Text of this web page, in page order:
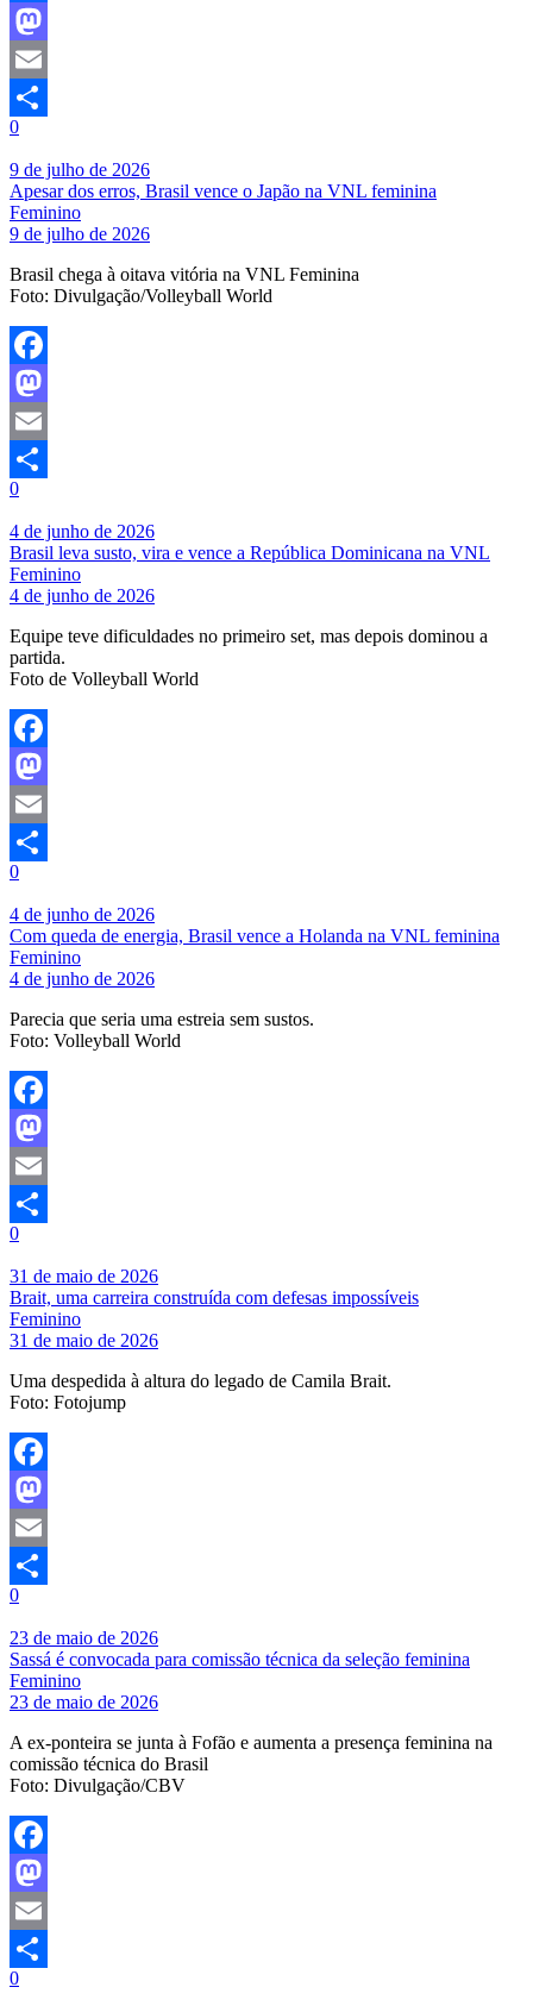
Facebook
Mastodon
Email
Share
0
9 de julho de 2026
Apesar dos erros, Brasil vence o Japão na VNL feminina
Feminino
9 de julho de 2026
Brasil chega à oitava vitória na VNL Feminina
Foto: Divulgação/Volleyball World
Facebook
Mastodon
Email
Share
0
4 de junho de 2026
Brasil leva susto, vira e vence a República Dominicana na VNL
Feminino
4 de junho de 2026
Equipe teve dificuldades no primeiro set, mas depois dominou a
partida.
Foto de Volleyball World
Facebook
Mastodon
Email
Share
0
4 de junho de 2026
Com queda de energia, Brasil vence a Holanda na VNL feminina
Feminino
4 de junho de 2026
Parecia que seria uma estreia sem sustos.
Foto: Volleyball World
Facebook
Mastodon
Email
Share
0
31 de maio de 2026
Brait, uma carreira construída com defesas impossíveis
Feminino
31 de maio de 2026
Uma despedida à altura do legado de Camila Brait.
Foto: Fotojump
Facebook
Mastodon
Email
Share
0
23 de maio de 2026
Sassá é convocada para comissão técnica da seleção feminina
Feminino
23 de maio de 2026
A ex-ponteira se junta à Fofão e aumenta a presença feminina na
comissão técnica do Brasil
Foto: Divulgação/CBV
Facebook
Mastodon
Email
Share
0